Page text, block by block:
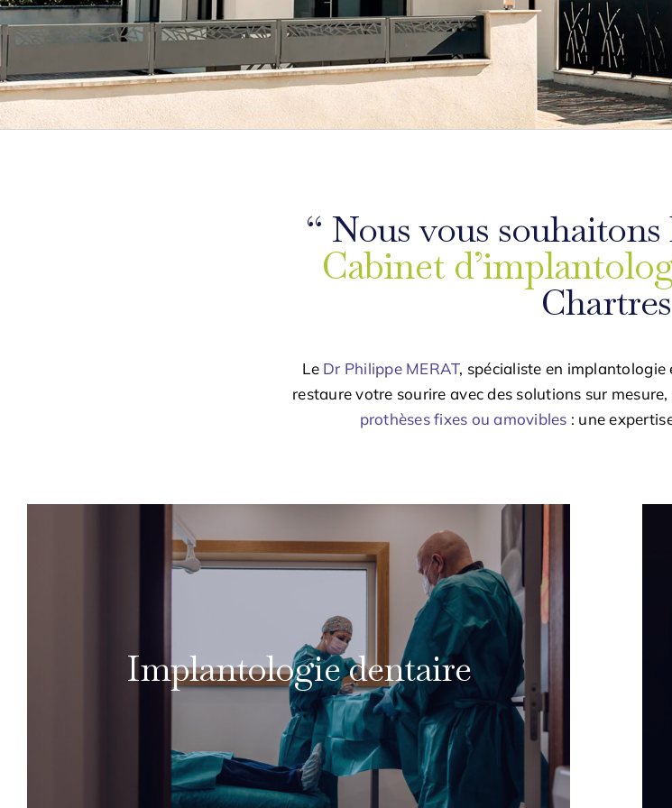
“ Nous vous
Cabinet
Chartres
Le Dr Philippe MERAT, spécialiste en implantologie
restaure votre sourire avec des solutions sur
prothèses fixes ou amovibles : une
Implantologie dentaire